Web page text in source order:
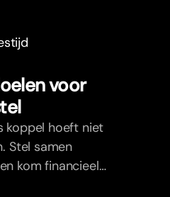
voor
koppel hoeft niet
Stel samen
kom financieel